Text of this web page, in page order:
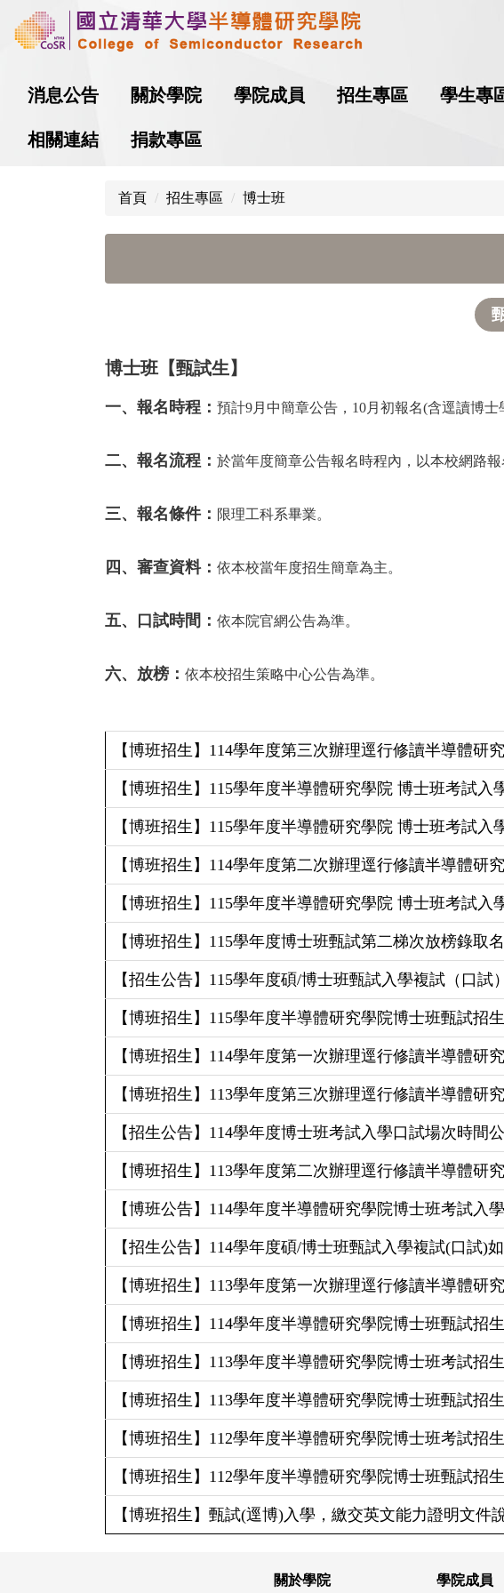
跳
到
消息公告 關於學院 學院成員 招生專區 學生專
相關連結 捐款專區
首頁 招生專區 博士班
博士班【甄試生】
一、報名時程： 預計9月中簡章公告，10月初報名(含逕讀博士
二、報名流程： 於當年度簡章公告報名時程內，以本校網路
三、報名條件： 限理工科系畢業。
四、審查資料： 依本校當年度招生簡章為主。
五、口試時間： 依本院官網公告為準。
六、放榜： 依本校招生策略中心公告為準。
【博班招生】114學年度第三次辦理逕行修讀半導體研
【博班招生】115學年度半導體研究學院 博士班考試入
【博班招生】115學年度半導體研究學院 博士班考試入
【博班招生】114學年度第二次辦理逕行修讀半導體研
【博班招生】115學年度半導體研究學院 博士班考試
【博班招生】115學年度博士班甄試第二梯次放榜錄取
【招生公告】115學年度碩/博士班甄試入學複試（口試
【博班招生】115學年度半導體研究學院博士班甄試招
【博班招生】114學年度第一次辦理逕行修讀半導體研
【博班招生】113學年度第三次辦理逕行修讀半導體研
【招生公告】114學年度博士班考試入學口試場次時間
【博班招生】113學年度第二次辦理逕行修讀半導體研
【博班公告】114學年度半導體研究學院博士班考試
【招生公告】114學年度碩/博士班甄試入學複試(口試)
【博班招生】113學年度第一次辦理逕行修讀半導體研
【博班招生】114學年度半導體研究學院博士班甄試招
【博班招生】113學年度半導體研究學院博士班考試招
【博班招生】113學年度半導體研究學院博士班甄試招
【博班招生】112學年度半導體研究學院博士班考試招
【博班招生】112學年度半導體研究學院博士班甄試招
【博班招生】甄試(逕博)入學，繳交英文能力證明文件
關於學院 學院成員